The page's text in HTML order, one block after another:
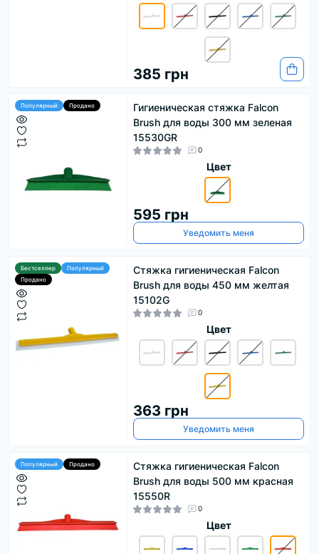
385 грн
Популярный Продано
Гигиеническая стяжка Falcon
Brush для воды 300 мм зеленая
15530GR
0
Цвет
595 грн
Уведомить меня
Бестселлер
Популярный
Продано
Стяжка гигиеническая Falcon
Brush для воды 450 мм желтая
15102G
0
Цвет
363 грн
Уведомить меня
Популярный Продано
Стяжка гигиеническая Falcon
Brush для воды 500 мм красная
15550R
0
Цвет